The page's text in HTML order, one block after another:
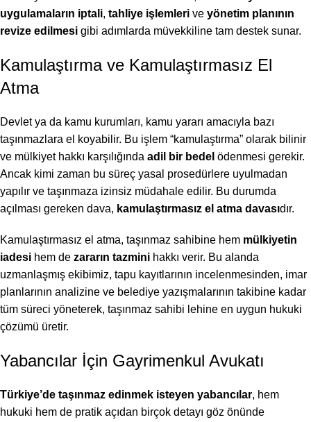
uygulamaların iptali, tahliye işlemleri ve yönetim planının
revize edilmesi gibi adımlarda müvekkiline tam destek sunar.
Kamulaştırma ve Kamulaştırmasız El
Atma
Devlet ya da kamu kurumları, kamu yararı amacıyla bazı
taşınmazlara el koyabilir. Bu işlem “kamulaştırma” olarak bilinir
ve mülkiyet hakkı karşılığında adil bir bedel ödenmesi gerekir.
Ancak kimi zaman bu süreç yasal prosedürlere uyulmadan
yapılır ve taşınmaza izinsiz müdahale edilir. Bu durumda
açılması gereken dava, kamulaştırmasız el atma davasıdır.
Kamulaştırmasız el atma, taşınmaz sahibine hem mülkiyetin
iadesi hem de zararın tazmini hakkı verir. Bu alanda
uzmanlaşmış ekibimiz, tapu kayıtlarının incelenmesinden, imar
planlarının analizine ve belediye yazışmalarının takibine kadar
tüm süreci yöneterek, taşınmaz sahibi lehine en uygun hukuki
çözümü üretir.
Yabancılar İçin Gayrimenkul Avukatı
Türkiye’de taşınmaz edinmek isteyen yabancılar, hem
hukuki hem de pratik açıdan birçok detayı göz önünde